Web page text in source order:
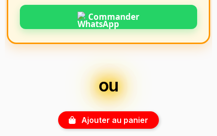
Commander
ou
Ajouter au panier